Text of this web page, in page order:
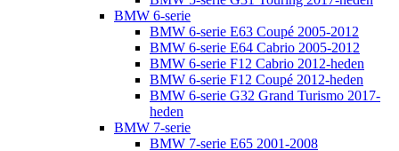
BMW 6-serie
BMW 6-serie E63 Coupé 2005-2012
BMW 6-serie E64 Cabrio 2005-2012
BMW 6-serie F12 Cabrio 2012-heden
BMW 6-serie F12 Coupé 2012-heden
BMW 6-serie G32 Grand Turismo 2017-
heden
BMW 7-serie
BMW 7-serie E65 2001-2008